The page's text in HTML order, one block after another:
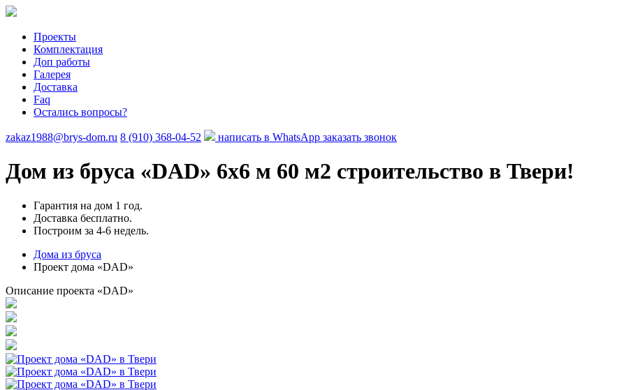
Проекты
Комплектация
Доп работы
Галерея
Доставка
Faq
Остались вопросы?
zakaz1988@brys-dom.ru 8 (910) 368-04-52 написать в WhatsApp заказать звонок
Дом из бруса «DAD» 6х6 м 60 м2 строительство в Твери!
Гарантия на дом 1 год.
Доставка бесплатно.
Построим за 4-6 недель.
Дома из бруса
Проект дома «DAD»
Описание проекта «DAD»